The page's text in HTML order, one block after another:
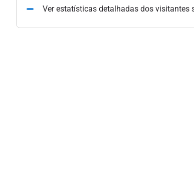
Ver estatísticas detalhadas dos visitantes